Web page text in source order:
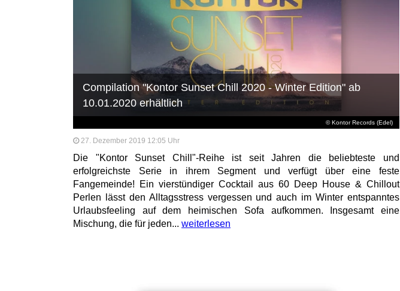
© Kontor Records (Edel)
Compilation "Kontor Sunset Chill 2020 - Winter Edition" ab
10.01.2020 erhältlich
27. Dezember 2019 12:05 Uhr
Die "Kontor Sunset Chill"-Reihe ist seit Jahren die beliebteste und
erfolgreichste Serie in ihrem Segment und verfügt über eine feste
Fangemeinde! Ein vierstündiger Cocktail aus 60 Deep House & Chillout
Perlen lässt den Alltagsstress vergessen und auch im Winter entspanntes
Urlaubsfeeling auf dem heimischen Sofa aufkommen. Insgesamt eine
Mischung, die für jeden... weiterlesen